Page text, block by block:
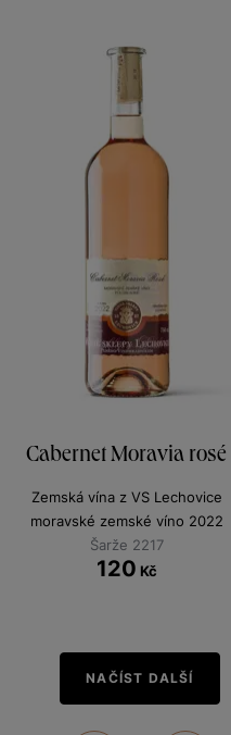
Cabernet Moravia rosé
Zemská vína z VS Lechovice
moravské zemské víno 2022
Šarže 2217
120 Kč
NAČÍST DALŠÍ